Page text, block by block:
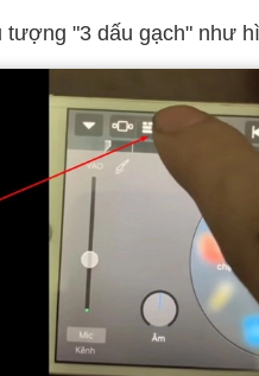
tượng "3 dấu gạch" như